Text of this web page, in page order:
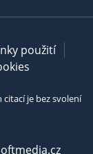
použití
je bez svolení